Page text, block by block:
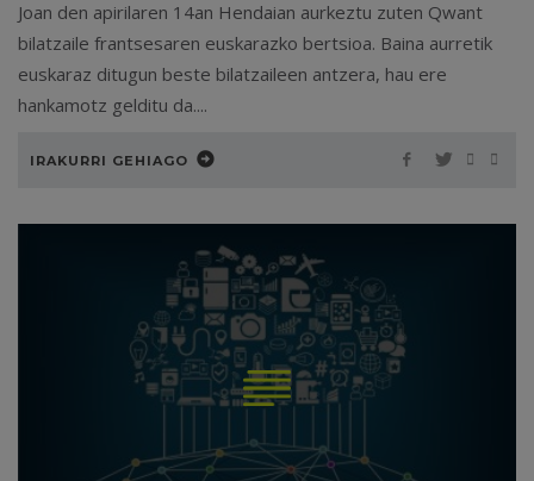
Joan den apirilaren 14an Hendaian aurkeztu zuten Qwant
bilatzaile frantsesaren euskarazko bertsioa. Baina aurretik
euskaraz ditugun beste bilatzaileen antzera, hau ere
hankamotz gelditu da....
IRAKURRI GEHIAGO